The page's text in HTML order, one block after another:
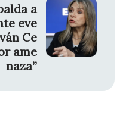
a
eve
Ce
ame
naza”